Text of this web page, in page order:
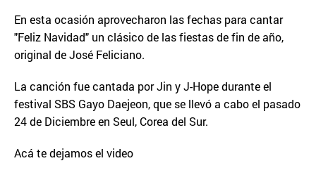
En esta ocasión aprovecharon las fechas para cantar
"Feliz Navidad" un clásico de las fiestas de fin de año,
original de José Feliciano.
La canción fue cantada por Jin y J-Hope durante el
festival SBS Gayo Daejeon, que se llevó a cabo el pasado
24 de Diciembre en Seul, Corea del Sur.
Acá te dejamos el video